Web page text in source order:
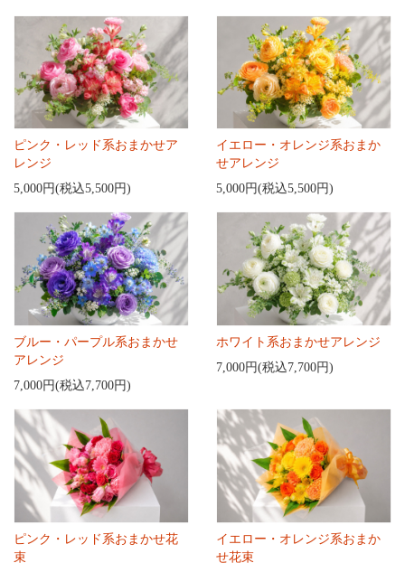
ピンク・レッド系おまかせア
レンジ
5,000円(税込5,500円)
イエロー・オレンジ系おまか
せアレンジ
5,000円(税込5,500円)
ブルー・パープル系おまかせ
アレンジ
7,000円(税込7,700円)
ホワイト系おまかせアレンジ
7,000円(税込7,700円)
ピンク・レッド系おまかせ花
束
イエロー・オレンジ系おまか
せ花束